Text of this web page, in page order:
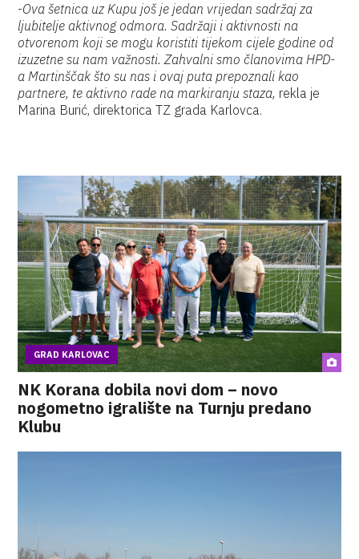
-Ova šetnica uz Kupu još je jedan vrijedan sadržaj za
ljubitelje aktivnog odmora. Sadržaji i aktivnosti na
otvorenom koji se mogu koristiti tijekom cijele godine od
izuzetne su nam važnosti. Zahvalni smo članovima HPD-
a Martinščak što su nas i ovaj puta prepoznali kao
partnere, te aktivno rade na markiranju staza, rekla je
Marina Burić, direktorica TZ grada Karlovca.
GRAD KARLOVAC
NK Korana dobila novi dom – novo
nogometno igralište na Turnju predano
Klubu